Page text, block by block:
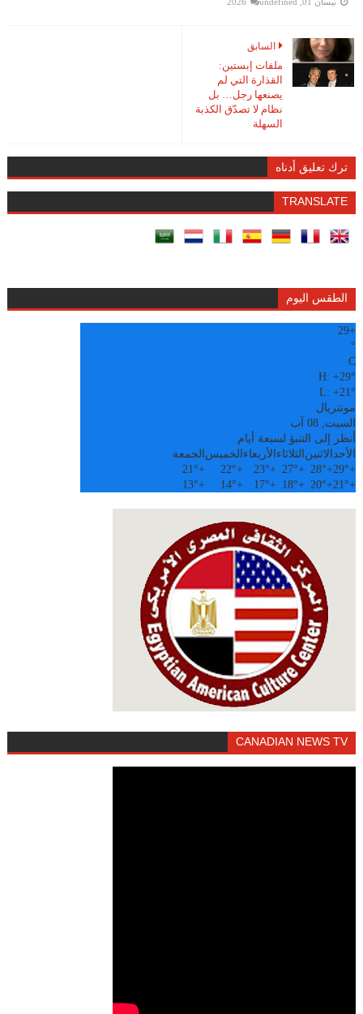
السابق
ملفات إبستين:
القذارة التي لم
يصنعها رجل… بل
نظام لا تصدّق الكذبة
السهلة
ترك تعليق أدناه
TRANSLATE
الطقس اليوم
+
29
°
C
H:+29°
L:+21°
مونتريال
السبت, 08 آب
أنظر إلى التنبؤ لسبعة أيام
الأحدالاثنين الثلاثاء الأربعاء الخميس الجمعة
+
29°
+
28°
+
27°
+
23°
+
22°
+
21°
+
21°
+
20°
+
18°
+
17°
+
14°
+
13°
CANADIAN NEWS TV